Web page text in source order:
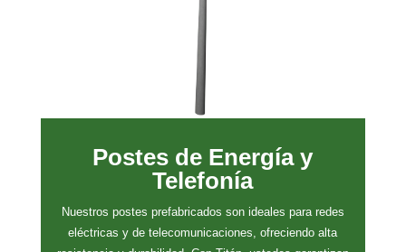
Postes de Energía y
Telefonía
Nuestros postes prefabricados son ideales para redes
eléctricas y de telecomunicaciones, ofreciendo alta